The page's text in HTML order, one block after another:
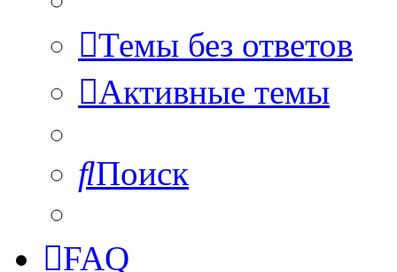
Темы без ответов
Активные темы
Поиск
FAQ